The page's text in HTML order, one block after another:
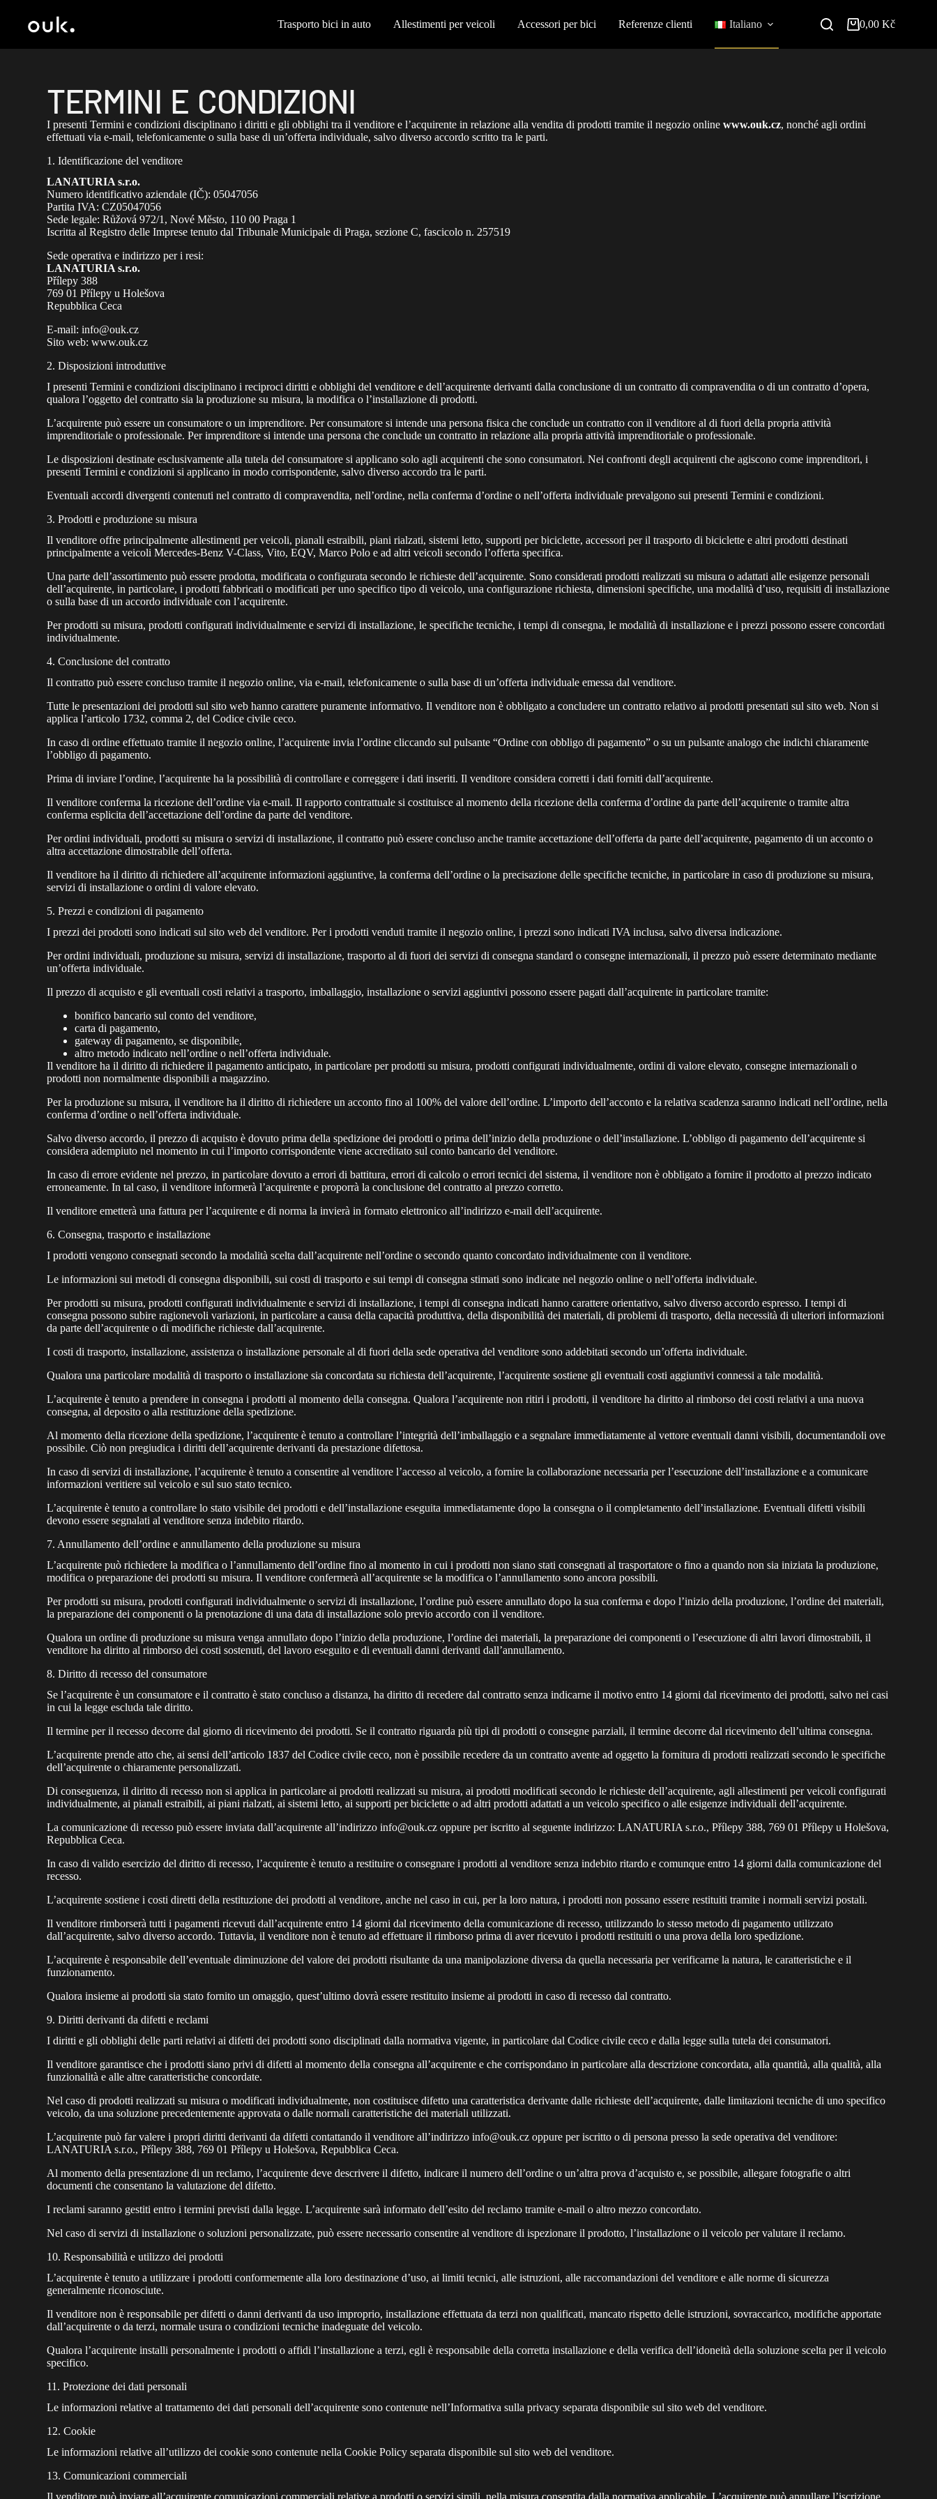
Trasporto bici in auto Allestimenti per veicoli Accessori per bici Referenze clienti Italiano 0,00 Kč
TERMINI E CONDIZIONI
I presenti Termini e condizioni disciplinano i diritti e gli obblighi tra il venditore e l’acquirente in relazione alla vendita di prodotti tramite il negozio onlinewww.ouk.cz, nonché agli ordini
effettuati via e-mail, telefonicamente o sulla base di un’offerta individuale, salvo diverso accordo scritto tra le parti.
1. Identificazione del venditore
LANATURIA s.r.o.
Numero identificativo aziendale (IČ): 05047056
Partita IVA: CZ05047056
Sede legale: Růžová 972/1, Nové Město, 110 00 Praga 1
Iscritta al Registro delle Imprese tenuto dal Tribunale Municipale di Praga, sezione C, fascicolo n. 257519
Sede operativa e indirizzo per i resi:
LANATURIA s.r.o.
Přílepy 388
769 01 Přílepy u Holešova
Repubblica Ceca
E-mail:info@ouk.cz
Sito web:www.ouk.cz
2. Disposizioni introduttive
I presenti Termini e condizioni disciplinano i reciproci diritti e obblighi del venditore e dell’acquirente derivanti dalla conclusione di un contratto di compravendita o di un contratto d’opera,
qualora l’oggetto del contratto sia la produzione su misura, la modifica o l’installazione di prodotti.
L’acquirente può essere un consumatore o un imprenditore. Per consumatore si intende una persona fisica che conclude un contratto con il venditore al di fuori della propria attività
imprenditoriale o professionale. Per imprenditore si intende una persona che conclude un contratto in relazione alla propria attività imprenditoriale o professionale.
Le disposizioni destinate esclusivamente alla tutela del consumatore si applicano solo agli acquirenti che sono consumatori. Nei confronti degli acquirenti che agiscono come imprenditori, i
presenti Termini e condizioni si applicano in modo corrispondente, salvo diverso accordo tra le parti.
Eventuali accordi divergenti contenuti nel contratto di compravendita, nell’ordine, nella conferma d’ordine o nell’offerta individuale prevalgono sui presenti Termini e condizioni.
3. Prodotti e produzione su misura
Il venditore offre principalmente allestimenti per veicoli, pianali estraibili, piani rialzati, sistemi letto, supporti per biciclette, accessori per il trasporto di biciclette e altri prodotti destinati
principalmente a veicoli Mercedes-Benz V-Class, Vito, EQV, Marco Polo e ad altri veicoli secondo l’offerta specifica.
Una parte dell’assortimento può essere prodotta, modificata o configurata secondo le richieste dell’acquirente. Sono considerati prodotti realizzati su misura o adattati alle esigenze personali
dell’acquirente, in particolare, i prodotti fabbricati o modificati per uno specifico tipo di veicolo, una configurazione richiesta, dimensioni specifiche, una modalità d’uso, requisiti di installazione
o sulla base di un accordo individuale con l’acquirente.
Per prodotti su misura, prodotti configurati individualmente e servizi di installazione, le specifiche tecniche, i tempi di consegna, le modalità di installazione e i prezzi possono essere concordati
individualmente.
4. Conclusione del contratto
Il contratto può essere concluso tramite il negozio online, via e-mail, telefonicamente o sulla base di un’offerta individuale emessa dal venditore.
Tutte le presentazioni dei prodotti sul sito web hanno carattere puramente informativo. Il venditore non è obbligato a concludere un contratto relativo ai prodotti presentati sul sito web. Non si
applica l’articolo 1732, comma 2, del Codice civile ceco.
In caso di ordine effettuato tramite il negozio online, l’acquirente invia l’ordine cliccando sul pulsante “Ordine con obbligo di pagamento” o su un pulsante analogo che indichi chiaramente
l’obbligo di pagamento.
Prima di inviare l’ordine, l’acquirente ha la possibilità di controllare e correggere i dati inseriti. Il venditore considera corretti i dati forniti dall’acquirente.
Il venditore conferma la ricezione dell’ordine via e-mail. Il rapporto contrattuale si costituisce al momento della ricezione della conferma d’ordine da parte dell’acquirente o tramite altra
conferma esplicita dell’accettazione dell’ordine da parte del venditore.
Per ordini individuali, prodotti su misura o servizi di installazione, il contratto può essere concluso anche tramite accettazione dell’offerta da parte dell’acquirente, pagamento di un acconto o
altra accettazione dimostrabile dell’offerta.
Il venditore ha il diritto di richiedere all’acquirente informazioni aggiuntive, la conferma dell’ordine o la precisazione delle specifiche tecniche, in particolare in caso di produzione su misura,
servizi di installazione o ordini di valore elevato.
5. Prezzi e condizioni di pagamento
I prezzi dei prodotti sono indicati sul sito web del venditore. Per i prodotti venduti tramite il negozio online, i prezzi sono indicati IVA inclusa, salvo diversa indicazione.
Per ordini individuali, produzione su misura, servizi di installazione, trasporto al di fuori dei servizi di consegna standard o consegne internazionali, il prezzo può essere determinato mediante
un’offerta individuale.
Il prezzo di acquisto e gli eventuali costi relativi a trasporto, imballaggio, installazione o servizi aggiuntivi possono essere pagati dall’acquirente in particolare tramite:
bonifico bancario sul conto del venditore,
carta di pagamento,
gateway di pagamento, se disponibile,
altro metodo indicato nell’ordine o nell’offerta individuale.
Il venditore ha il diritto di richiedere il pagamento anticipato, in particolare per prodotti su misura, prodotti configurati individualmente, ordini di valore elevato, consegne internazionali o
prodotti non normalmente disponibili a magazzino.
Per la produzione su misura, il venditore ha il diritto di richiedere un acconto fino al 100% del valore dell’ordine. L’importo dell’acconto e la relativa scadenza saranno indicati nell’ordine, nella
conferma d’ordine o nell’offerta individuale.
Salvo diverso accordo, il prezzo di acquisto è dovuto prima della spedizione dei prodotti o prima dell’inizio della produzione o dell’installazione. L’obbligo di pagamento dell’acquirente si
considera adempiuto nel momento in cui l’importo corrispondente viene accreditato sul conto bancario del venditore.
In caso di errore evidente nel prezzo, in particolare dovuto a errori di battitura, errori di calcolo o errori tecnici del sistema, il venditore non è obbligato a fornire il prodotto al prezzo indicato
erroneamente. In tal caso, il venditore informerà l’acquirente e proporrà la conclusione del contratto al prezzo corretto.
Il venditore emetterà una fattura per l’acquirente e di norma la invierà in formato elettronico all’indirizzo e-mail dell’acquirente.
6. Consegna, trasporto e installazione
I prodotti vengono consegnati secondo la modalità scelta dall’acquirente nell’ordine o secondo quanto concordato individualmente con il venditore.
Le informazioni sui metodi di consegna disponibili, sui costi di trasporto e sui tempi di consegna stimati sono indicate nel negozio online o nell’offerta individuale.
Per prodotti su misura, prodotti configurati individualmente e servizi di installazione, i tempi di consegna indicati hanno carattere orientativo, salvo diverso accordo espresso. I tempi di
consegna possono subire ragionevoli variazioni, in particolare a causa della capacità produttiva, della disponibilità dei materiali, di problemi di trasporto, della necessità di ulteriori informazioni
da parte dell’acquirente o di modifiche richieste dall’acquirente.
I costi di trasporto, installazione, assistenza o installazione personale al di fuori della sede operativa del venditore sono addebitati secondo un’offerta individuale.
Qualora una particolare modalità di trasporto o installazione sia concordata su richiesta dell’acquirente, l’acquirente sostiene gli eventuali costi aggiuntivi connessi a tale modalità.
L’acquirente è tenuto a prendere in consegna i prodotti al momento della consegna. Qualora l’acquirente non ritiri i prodotti, il venditore ha diritto al rimborso dei costi relativi a una nuova
consegna, al deposito o alla restituzione della spedizione.
Al momento della ricezione della spedizione, l’acquirente è tenuto a controllare l’integrità dell’imballaggio e a segnalare immediatamente al vettore eventuali danni visibili, documentandoli ove
possibile. Ciò non pregiudica i diritti dell’acquirente derivanti da prestazione difettosa.
In caso di servizi di installazione, l’acquirente è tenuto a consentire al venditore l’accesso al veicolo, a fornire la collaborazione necessaria per l’esecuzione dell’installazione e a comunicare
informazioni veritiere sul veicolo e sul suo stato tecnico.
L’acquirente è tenuto a controllare lo stato visibile dei prodotti e dell’installazione eseguita immediatamente dopo la consegna o il completamento dell’installazione. Eventuali difetti visibili
devono essere segnalati al venditore senza indebito ritardo.
7. Annullamento dell’ordine e annullamento della produzione su misura
L’acquirente può richiedere la modifica o l’annullamento dell’ordine fino al momento in cui i prodotti non siano stati consegnati al trasportatore o fino a quando non sia iniziata la produzione,
modifica o preparazione dei prodotti su misura. Il venditore confermerà all’acquirente se la modifica o l’annullamento sono ancora possibili.
Per prodotti su misura, prodotti configurati individualmente o servizi di installazione, l’ordine può essere annullato dopo la sua conferma e dopo l’inizio della produzione, l’ordine dei materiali,
la preparazione dei componenti o la prenotazione di una data di installazione solo previo accordo con il venditore.
Qualora un ordine di produzione su misura venga annullato dopo l’inizio della produzione, l’ordine dei materiali, la preparazione dei componenti o l’esecuzione di altri lavori dimostrabili, il
venditore ha diritto al rimborso dei costi sostenuti, del lavoro eseguito e di eventuali danni derivanti dall’annullamento.
8. Diritto di recesso del consumatore
Se l’acquirente è un consumatore e il contratto è stato concluso a distanza, ha diritto di recedere dal contratto senza indicarne il motivo entro 14 giorni dal ricevimento dei prodotti, salvo nei casi
in cui la legge escluda tale diritto.
Il termine per il recesso decorre dal giorno di ricevimento dei prodotti. Se il contratto riguarda più tipi di prodotti o consegne parziali, il termine decorre dal ricevimento dell’ultima consegna.
L’acquirente prende atto che, ai sensi dell’articolo 1837 del Codice civile ceco, non è possibile recedere da un contratto avente ad oggetto la fornitura di prodotti realizzati secondo le specifiche
dell’acquirente o chiaramente personalizzati.
Di conseguenza, il diritto di recesso non si applica in particolare ai prodotti realizzati su misura, ai prodotti modificati secondo le richieste dell’acquirente, agli allestimenti per veicoli configurati
individualmente, ai pianali estraibili, ai piani rialzati, ai sistemi letto, ai supporti per biciclette o ad altri prodotti adattati a un veicolo specifico o alle esigenze individuali dell’acquirente.
La comunicazione di recesso può essere inviata dall’acquirente all’indirizzoinfo@ouk.cz oppure per iscritto al seguente indirizzo: LANATURIA s.r.o., Přílepy 388, 769 01 Přílepy u Holešova,
Repubblica Ceca.
In caso di valido esercizio del diritto di recesso, l’acquirente è tenuto a restituire o consegnare i prodotti al venditore senza indebito ritardo e comunque entro 14 giorni dalla comunicazione del
recesso.
L’acquirente sostiene i costi diretti della restituzione dei prodotti al venditore, anche nel caso in cui, per la loro natura, i prodotti non possano essere restituiti tramite i normali servizi postali.
Il venditore rimborserà tutti i pagamenti ricevuti dall’acquirente entro 14 giorni dal ricevimento della comunicazione di recesso, utilizzando lo stesso metodo di pagamento utilizzato
dall’acquirente, salvo diverso accordo. Tuttavia, il venditore non è tenuto ad effettuare il rimborso prima di aver ricevuto i prodotti restituiti o una prova della loro spedizione.
L’acquirente è responsabile dell’eventuale diminuzione del valore dei prodotti risultante da una manipolazione diversa da quella necessaria per verificarne la natura, le caratteristiche e il
funzionamento.
Qualora insieme ai prodotti sia stato fornito un omaggio, quest’ultimo dovrà essere restituito insieme ai prodotti in caso di recesso dal contratto.
9. Diritti derivanti da difetti e reclami
I diritti e gli obblighi delle parti relativi ai difetti dei prodotti sono disciplinati dalla normativa vigente, in particolare dal Codice civile ceco e dalla legge sulla tutela dei consumatori.
Il venditore garantisce che i prodotti siano privi di difetti al momento della consegna all’acquirente e che corrispondano in particolare alla descrizione concordata, alla quantità, alla qualità, alla
funzionalità e alle altre caratteristiche concordate.
Nel caso di prodotti realizzati su misura o modificati individualmente, non costituisce difetto una caratteristica derivante dalle richieste dell’acquirente, dalle limitazioni tecniche di uno specifico
veicolo, da una soluzione precedentemente approvata o dalle normali caratteristiche dei materiali utilizzati.
L’acquirente può far valere i propri diritti derivanti da difetti contattando il venditore all’indirizzoinfo@ouk.cz oppure per iscritto o di persona presso la sede operativa del venditore:
LANATURIA s.r.o., Přílepy 388, 769 01 Přílepy u Holešova, Repubblica Ceca.
Al momento della presentazione di un reclamo, l’acquirente deve descrivere il difetto, indicare il numero dell’ordine o un’altra prova d’acquisto e, se possibile, allegare fotografie o altri
documenti che consentano la valutazione del difetto.
I reclami saranno gestiti entro i termini previsti dalla legge. L’acquirente sarà informato dell’esito del reclamo tramite e-mail o altro mezzo concordato.
Nel caso di servizi di installazione o soluzioni personalizzate, può essere necessario consentire al venditore di ispezionare il prodotto, l’installazione o il veicolo per valutare il reclamo.
10. Responsabilità e utilizzo dei prodotti
L’acquirente è tenuto a utilizzare i prodotti conformemente alla loro destinazione d’uso, ai limiti tecnici, alle istruzioni, alle raccomandazioni del venditore e alle norme di sicurezza
generalmente riconosciute.
Il venditore non è responsabile per difetti o danni derivanti da uso improprio, installazione effettuata da terzi non qualificati, mancato rispetto delle istruzioni, sovraccarico, modifiche apportate
dall’acquirente o da terzi, normale usura o condizioni tecniche inadeguate del veicolo.
Qualora l’acquirente installi personalmente i prodotti o affidi l’installazione a terzi, egli è responsabile della corretta installazione e della verifica dell’idoneità della soluzione scelta per il veicolo
specifico.
11. Protezione dei dati personali
Le informazioni relative al trattamento dei dati personali dell’acquirente sono contenute nell’Informativa sulla privacy separata disponibile sul sito web del venditore.
12. Cookie
Le informazioni relative all’utilizzo dei cookie sono contenute nella Cookie Policy separata disponibile sul sito web del venditore.
13. Comunicazioni commerciali
Il venditore può inviare all’acquirente comunicazioni commerciali relative a prodotti o servizi simili, nella misura consentita dalla normativa applicabile. L’acquirente può annullare l’iscrizione